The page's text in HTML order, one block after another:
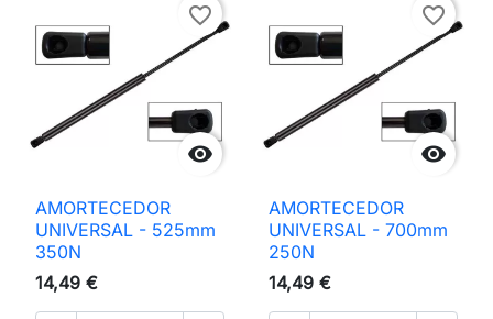

favorite_border
AMORTECEDOR
UNIVERSAL - 525mm
350N
14,49 €

favorite_border
AMORTECEDOR
UNIVERSAL - 700mm
250N
14,49 €